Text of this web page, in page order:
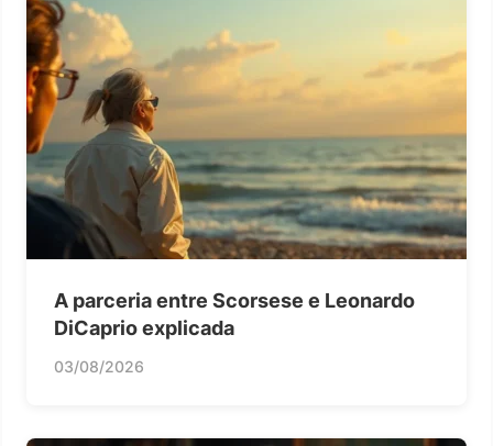
A parceria entre Scorsese e Leonardo
DiCaprio explicada
03/08/2026